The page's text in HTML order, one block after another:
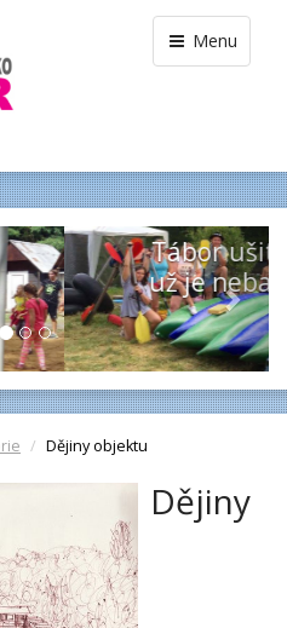
Menu
míru těm, co
tábory.
Next
Dějiny objektu
Dějiny